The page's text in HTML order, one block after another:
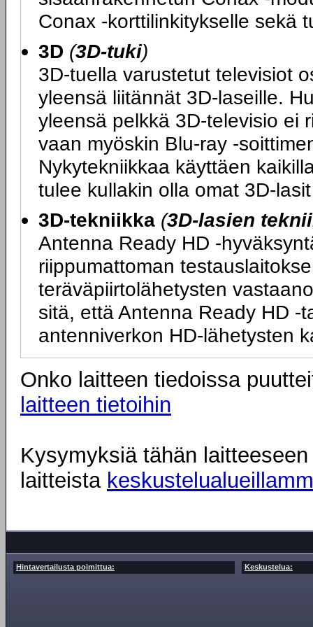
Conax -korttilinkitykselle sekä
3D (3D-tuki)
3D-tuella varustetut televisiot
yleensä liitännät 3D-laseille.
yleensä pelkkä 3D-televisio ei
vaan myöskin Blu-ray -
Nykytekniikkaa käyttäen
tulee kullakin olla omat 3D-
3D-tekniikka (3D-lasien
Antenna Ready HD -
riippumattoman
teräväpiirtolähetysten
sitä, että Antenna Ready HD -
antenniverkon HD-lähetysten
Onko laitteen tiedoissa
laitteen tietoihin
Kysymyksiä tähän
laitteista
Hintavertailusta poimittua: Keskustelua: